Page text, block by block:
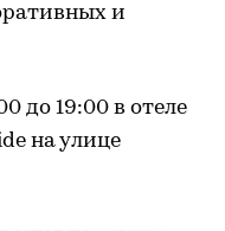
и
до 19:00 в отеле
на улице